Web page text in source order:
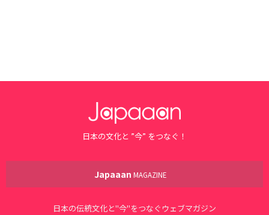
日本の文化と ”今” をつなぐ！
Japaaan MAGAZINE
日本の伝統文化と"今"をつなぐウェブマガジン